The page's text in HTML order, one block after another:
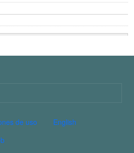
CULTURA
de uso
English